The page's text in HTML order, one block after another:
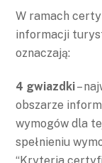
W ramach
informacji
oznaczają:
4 gwiazdki–
obszarze
wymogów dla
spełnieniu
“Kryteria